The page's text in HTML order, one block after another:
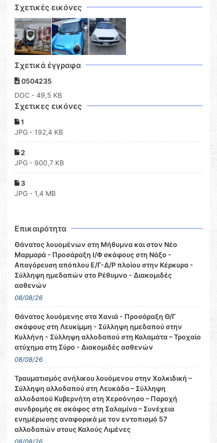
Σχετικές εικόνες
Σχετικά έγγραφα
0504235
DOC - 49,5 KB
Σχετικες εικόνες
1
JPG - 192,4 KB
2
JPG - 900,7 KB
3
JPG - 1,4 MB
Επικαιρότητα
Θάνατος λουομένων στη Μήθυμνα και στον Νέο
Μαρμαρά - Προσάραξη Ι/Φ σκάφους στη Νάξο -
Απαγόρευση απόπλου Ε/Γ-Δ/Ρ πλοίου στην Κέρκυρα -
Σύλληψη ημεδαπών στο Ρέθυμνο - Διακομιδές
ασθενών
08/08/26
Θάνατος λουόμενης στα Χανιά - Προσάραξη Θ/Γ
σκάφους στη Λευκίμμη - Σύλληψη ημεδαπού στην
Κυλλήνη - Σύλληψη αλλοδαπού στη Καλαμάτα – Τροχαίο
ατύχημα στη Σύρο - Διακομιδές ασθενών
08/08/26
Τραυματισμός ανήλικου λουόμενου στην Χαλκιδική –
Σύλληψη αλλοδαπού στη Λευκάδα – Σύλληψη
αλλοδαπού Κυβερνήτη στη Χερσόνησο – Παροχή
συνδρομής σε σκάφος στη Σαλαμίνα – Συνέχεια
ενημέρωσης αναφορικά με τον εντοπισμό 57
αλλοδαπών στους Καλούς Λιμένες